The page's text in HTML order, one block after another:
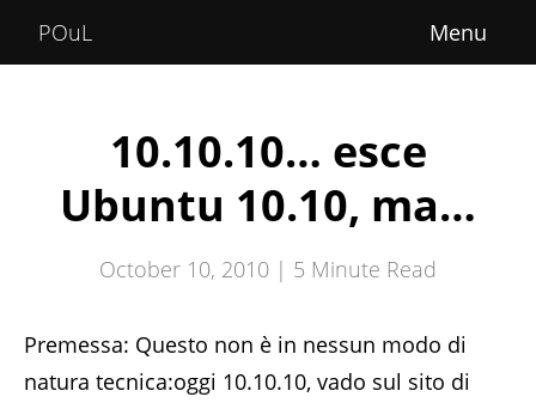
POuL
Home
Posts
10.10.10… esce
Ubuntu 10.10, ma…
October 10, 2010 | 5 Minute Read
Premessa: Questo non è in nessun modo di
natura tecnica:oggi 10.10.10, vado sul sito di